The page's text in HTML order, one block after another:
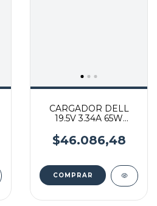
CARGADOR DELL
19.5V 3.34A 65W
$46.086,48